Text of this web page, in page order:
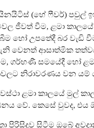
(හේ ෆීවර්) පවුල්
ජීවත් වීම, ළමා
හෝ උපතේදී බර වැඩි
වෙනත් ආසාත්මික
ගර්භණී සමයේදී හෝ
නිරාවරණය වන යම්
ළමා කාලයේ මුල්
වේ. කෙසේ වුවද,
පිරිසිදුව සිටීම ඔබේ